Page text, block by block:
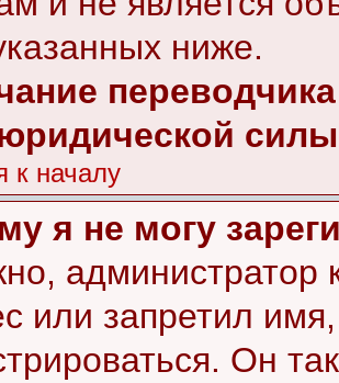
ниже.
к началу
я не могу
администратор
или запретил
Он